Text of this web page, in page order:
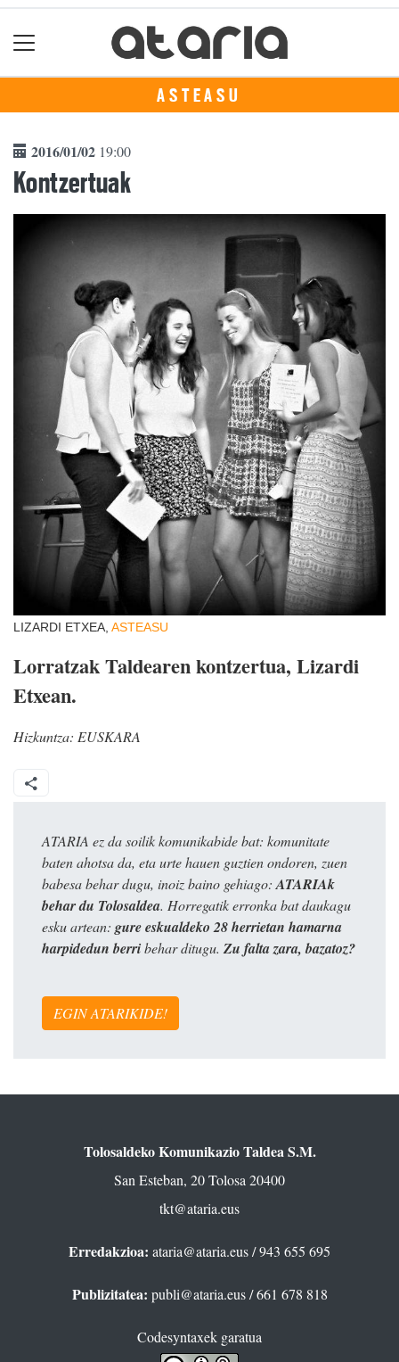
ASTEASU
2016/01/02 19:00
Kontzertuak
LIZARDI ETXEA, ASTEASU
Lorratzak Taldearen kontzertua, Lizardi
Etxean.
Hizkuntza: EUSKARA
ATARIA ez da soilik komunikabide bat: komunitate
baten ahotsa da, eta urte hauen guztien ondoren, zuen
babesa behar dugu, inoiz baino gehiago: ATARIAk
behar du Tolosaldea. Horregatik erronka bat daukagu
esku artean: gure eskualdeko 28 herrietan hamarna
harpidedun berribehar ditugu. Zu falta zara, bazatoz?
EGIN ATARIKIDE!
Tolosaldeko Komunikazio Taldea S.M.
San Esteban, 20 Tolosa 20400
tkt@ataria.eus
Erredakzioa: ataria@ataria.eus/ 943 655 695
Publizitatea: publi@ataria.eus/ 661 678 818
Codesyntaxek garatua